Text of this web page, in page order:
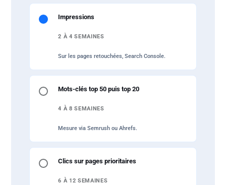
Impressions
2 À 4 SEMAINES
Sur les pages retouchées, Search Console.
Mots-clés top 50 puis top 20
4 À 8 SEMAINES
Mesure via Semrush ou Ahrefs.
Clics sur pages prioritaires
6 À 12 SEMAINES